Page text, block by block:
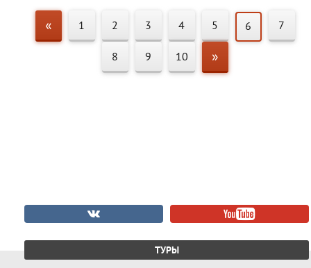
« 1 2 3 4 5 6 7
8 9 10 »
ТУРЫ